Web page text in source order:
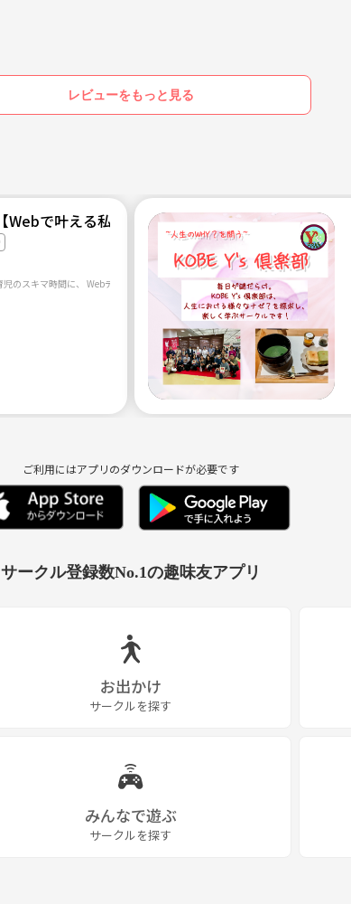
レビューをもっと見る
Webで叶える私らしい働き方】
ご利用にはアプリのダウンロードが必要です
サークル登録数No.1の趣味友アプリ
お出かけ
サークルを探す
みんなで遊ぶ
サークルを探す